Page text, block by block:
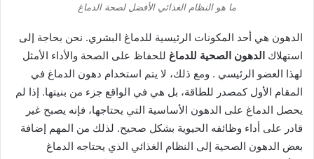
ما هو النظام الغذائي الأفضل لصحة الدماغ
الدهون هي أحد المكونات الرئيسية للدماغ البشري. نحن بحاجة إلى
استهلاك الدهون الصحية للدماغ للحفاظ على الصحة والأداء الأمثل
لهذا العضو الرئيسي . ومع ذلك، لا يتم استخدام دهون الدماغ في
المقام الأول كمصدر للطاقة، بل هي في الواقع جزء من بنيتها. إذا لم
يحصل الدماغ على الدهون الأساسية التي يحتاجها، فإنه يصبح غير
قادر على أداء وظائفه الحيوية بشكل صحيح. لذلك من المهم إضافة
بعض الدهون الصحية إلى النظام الغذائي الذي يحتاجه الدماغ